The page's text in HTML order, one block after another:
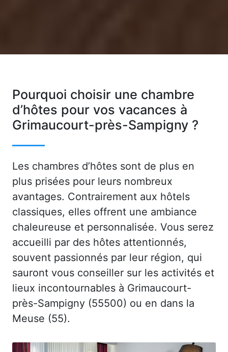
Pourquoi choisir une chambre
d’hôtes pour vos vacances à
Grimaucourt-près-Sampigny ?
Les chambres d’hôtes sont de plus en
plus prisées pour leurs nombreux
avantages. Contrairement aux hôtels
classiques, elles offrent une ambiance
chaleureuse et personnalisée. Vous serez
accueilli par des hôtes attentionnés,
souvent passionnés par leur région, qui
sauront vous conseiller sur les activités et
lieux incontournables à Grimaucourt-
près-Sampigny (55500) ou en dans la
Meuse (55).